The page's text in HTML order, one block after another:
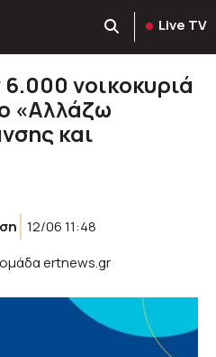
Live TV
νοικοκυριά
«Αλλάζω
και
12/06 11:48
ομάδα ertnews.gr